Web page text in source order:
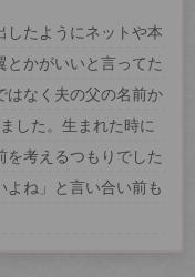
したようにネットや本
とかがいいと言ってた
はなく夫の父の名前か
した。生まれた時に
を考えるつもりでした
よね」と言い合い前も